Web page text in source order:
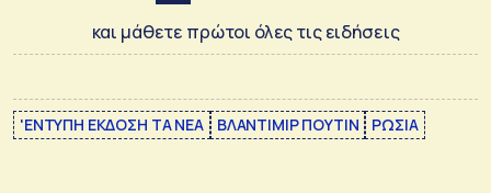
και μάθετε πρώτοι όλες τις ειδήσεις
'ΕΝΤΥΠΗ ΕΚΔΟΣΗ ΤΑ ΝΕΑ ΒΛΑΝΤΙΜΙΡ ΠΟΥΤΙΝ ΡΩΣΙΑ